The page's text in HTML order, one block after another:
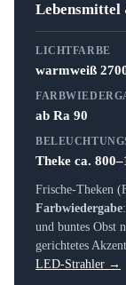
Lebensmittel
LICHTFARBE
warmweiß
ab Ra 90
Theke ca.
Frische-Theken
Farbwiedergabe
und buntes Obst
gerichtetes
LED-Strahler →